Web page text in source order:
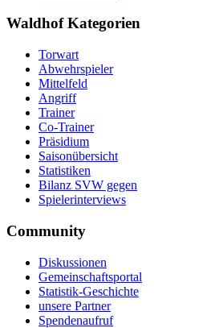
Waldhof Kategorien
Torwart
Abwehrspieler
Mittelfeld
Angriff
Trainer
Co-Trainer
Präsidium
Saisonübersicht
Statistiken
Bilanz SVW gegen
Spielerinterviews
Community
Diskussionen
Gemeinschaftsportal
Statistik-Geschichte
unsere Partner
Spendenaufruf